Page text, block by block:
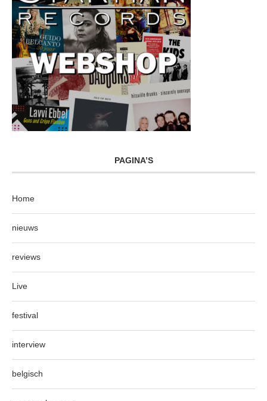
PAGINA’S
Home
nieuws
reviews
Live
festival
interview
belgisch